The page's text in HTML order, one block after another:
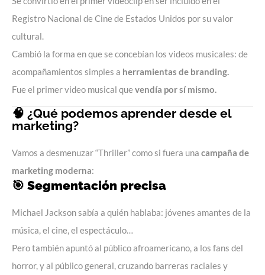
Registro Nacional de Cine de Estados Unidos por su valor
cultural.
Cambió la forma en que se concebían los videos musicales: de
acompañamientos simples a herramientas de branding.
Fue el primer video musical quevendía por sí mismo.
🧠 ¿Qué podemos aprender desde el
marketing?
Vamos a desmenuzar “Thriller” como si fuera una campaña de
marketing moderna:
🎯 Segmentación precisa
Michael Jackson sabía a quién hablaba: jóvenes amantes de la
música, el cine, el espectáculo…
Pero también apuntó al público afroamericano, a los fans del
horror, y al público general, cruzando barreras raciales y